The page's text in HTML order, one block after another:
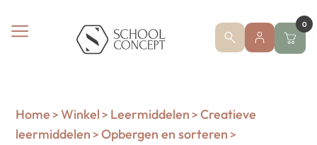
0
Home > Winkel > Leermiddelen > Creatieve
leermiddelen > Opbergen en sorteren >